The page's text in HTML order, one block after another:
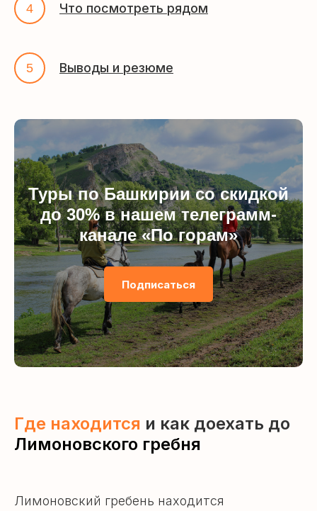
Что посмотреть рядом
Выводы и резюме
Туры по Башкирии со скидкой
до 30% в нашем телеграмм-
канале «По горам»
Подписаться
Где находится и как доехать до
Лимоновского гребня
Лимоновский гребень находится